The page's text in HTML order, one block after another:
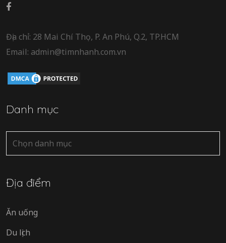
Địa chỉ: 28 Mai Chí Thọ, P. An Phú, Q.2, TP.HCM
Email: admin@timnhanh.com.vn
Danh mục
Danh
mục
Địa điểm
Ăn uống
Du lịch